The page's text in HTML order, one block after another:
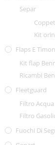
Separ
Kit
Flaps E
Kit flap
Ricambi
Fleetguard
Filtro Acqua
Filtro
Fuochi Di